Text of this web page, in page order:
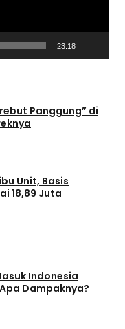
23:18
Panggung” di
Unit, Basis
18,89 Juta
Indonesia
Dampaknya?